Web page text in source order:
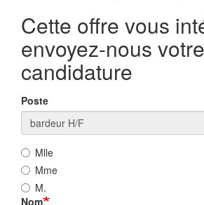
Cette offre vous
envoyez-nous votre
candidature
Poste
Mlle
Mme
M.
Nom